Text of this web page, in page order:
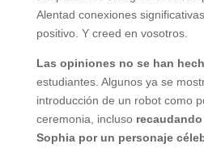
Alentad conexiones
positivo. Y creed en vosotros.
Las opiniones no se han
estudiantes. Algunos ya se
introducción de un robot como
ceremonia, incluso
Sophia por un personaje